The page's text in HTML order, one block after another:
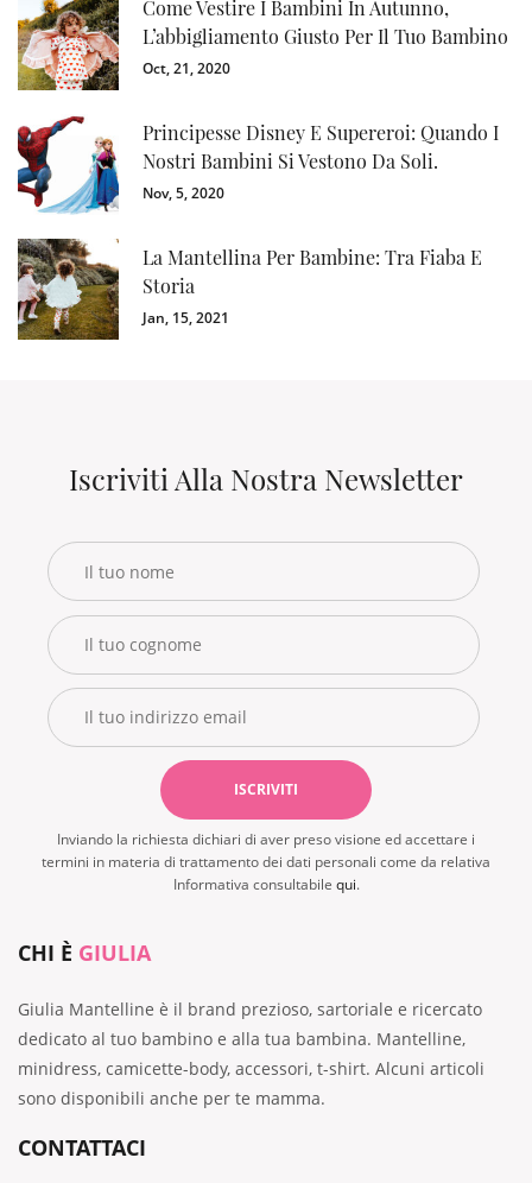
Come Vestire I Bambini In Autunno,
L’abbigliamento Giusto Per Il Tuo Bambino
Oct, 21, 2020
Principesse Disney E Supereroi: Quando I
Nostri Bambini Si Vestono Da Soli.
Nov, 5, 2020
La Mantellina Per Bambine: Tra Fiaba E
Storia
Jan, 15, 2021
Iscriviti Alla Nostra Newsletter
Inviando la richiesta dichiari di aver preso visione ed accettare i
termini in materia di trattamento dei dati personali come da relativa
Informativa consultabile qui.
CHI È GIULIA
Giulia Mantelline è il brand prezioso, sartoriale e ricercato
dedicato al tuo bambino e alla tua bambina. Mantelline,
minidress, camicette-body, accessori, t-shirt. Alcuni articoli
sono disponibili anche per te mamma.
CONTATTACI